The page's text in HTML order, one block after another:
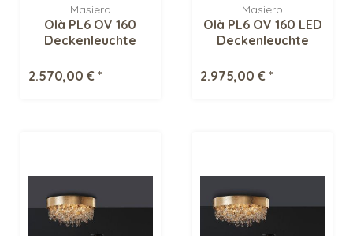
Masiero
Olà PL6 OV 160
Deckenleuchte
2.570,00 € *
Masiero
Olà PL6 OV 160 LED
Deckenleuchte
2.975,00 € *